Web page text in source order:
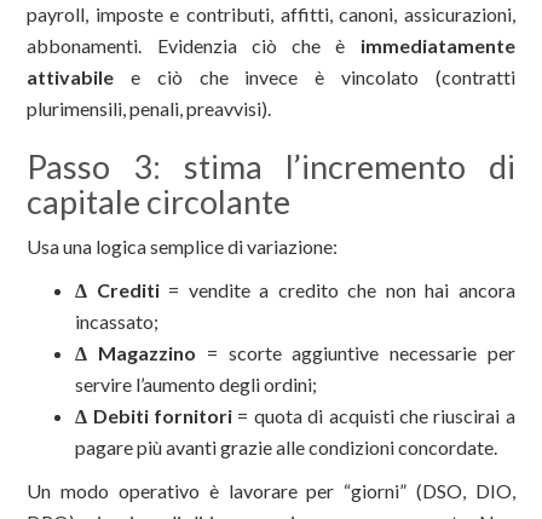
payroll, imposte e contributi, affitti, canoni, assicurazioni,
abbonamenti. Evidenzia ciò che è immediatamente
attivabile e ciò che invece è vincolato (contratti
plurimensili, penali, preavvisi).
Passo 3: stima l’incremento di
capitale circolante
Usa una logica semplice di variazione:
Δ Crediti= vendite a credito che non hai ancora
incassato;
Δ Magazzino = scorte aggiuntive necessarie per
servire l’aumento degli ordini;
Δ Debiti fornitori = quota di acquisti che riuscirai a
pagare più avanti grazie alle condizioni concordate.
Un modo operativo è lavorare per “giorni” (DSO, DIO,